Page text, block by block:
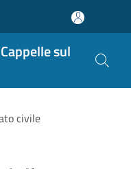
sul
civile